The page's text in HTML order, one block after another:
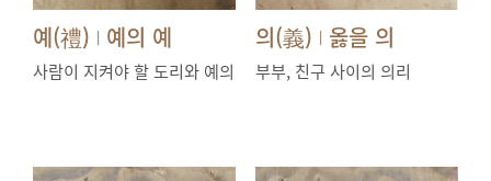
예(禮) | 예의 예
사람이 지켜야 할 도리와 예의
의(義) | 옳을 의
부부, 친구 사이의 의리